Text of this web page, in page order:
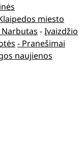
miesto
-Įvaizdžio
- Pranešimai
naujienos